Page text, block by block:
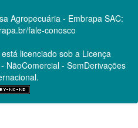
Agropecuária - Embrapa SAC:
fale-conosco
licenciado sob a Licença
NãoComercial - SemDerivações